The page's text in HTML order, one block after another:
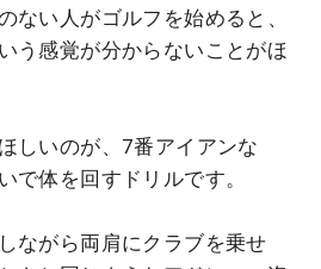
ない人がゴルフを始めると、
う感覚が分からないことがほ
しいのが、7番アイアンな
で体を回すドリルです。
ながら両肩にクラブを乗せ